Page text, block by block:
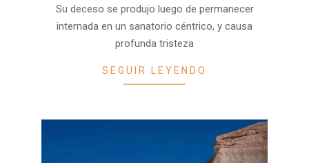
Su deceso se produjo luego de permanecer
internada en un sanatorio céntrico, y causa
profunda tristeza
SEGUIR LEYENDO